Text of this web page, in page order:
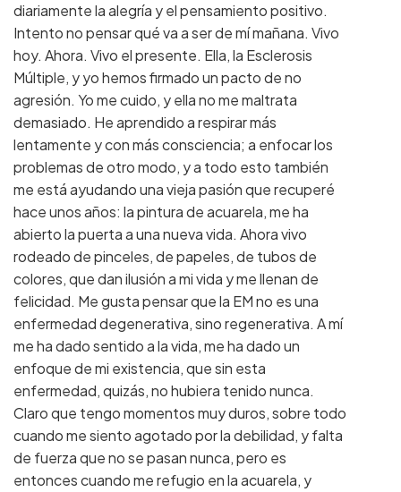
diariamente la alegría y el pensamiento positivo.
Intento no pensar qué va a ser de mí mañana. Vivo
hoy. Ahora. Vivo el presente. Ella, la Esclerosis
Múltiple, y yo hemos firmado un pacto de no
agresión. Yo me cuido, y ella no me maltrata
demasiado. He aprendido a respirar más
lentamente y con más consciencia; a enfocar los
problemas de otro modo, y a todo esto también
me está ayudando una vieja pasión que recuperé
hace unos años: la pintura de acuarela, me ha
abierto la puerta a una nueva vida. Ahora vivo
rodeado de pinceles, de papeles, de tubos de
colores, que dan ilusión a mi vida y me llenan de
felicidad. Me gusta pensar que la EM no es una
enfermedad degenerativa, sino regenerativa. A mí
me ha dado sentido a la vida, me ha dado un
enfoque de mi existencia, que sin esta
enfermedad, quizás, no hubiera tenido nunca.
Claro que tengo momentos muy duros, sobre todo
cuando me siento agotado por la debilidad, y falta
de fuerza que no se pasan nunca, pero es
entonces cuando me refugio en la acuarela, y